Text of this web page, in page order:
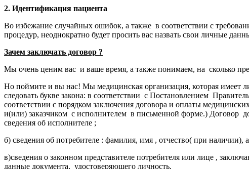
2. Идентификация пациента
Во избежание случайных ошибок, а также в соответствии с
процедур, неоднократно будет просить вас назвать свои личные
Зачем заключать договор ?
Мы очень ценим вас и ваше время, а также понимаем, на сколько
Но поймите и вы нас! Мы медицинская организация, которая
следовать букве закона: в соответствии с Постановлением
соответствии с порядком заключения договора и оплаты
и(или) заказчиком с исполнителем в письменной форме.) Договор
сведения об исполнителе ;
б) сведения об потребителе : фамилия, имя , отчество( при
в)сведения о законном представителе потребителя или лице ,
данные документа, удостоверяющего личность.